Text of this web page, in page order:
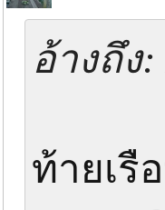
อ้างถึง:
ท้ายเรื